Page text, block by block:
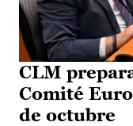
CLM
Comité
de octubre